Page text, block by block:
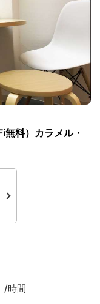
無料）カラメル・
/時間